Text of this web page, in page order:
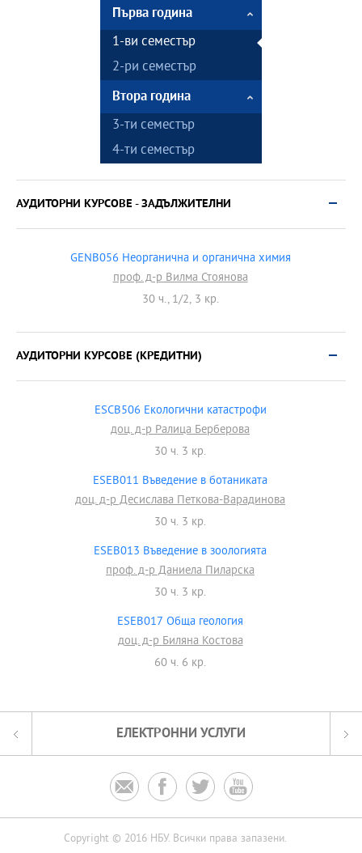
Първа година
1-ви семестър
2-ри семестър
Втора година
3-ти семестър
4-ти семестър
АУДИТОРНИ КУРСОВЕ - ЗАДЪЛЖИТЕЛНИ
GENB056 Неорганична и органична химия
проф. д-р Вилма Стоянова
30 ч., 1/2, 3 кр.
АУДИТОРНИ КУРСОВЕ (КРЕДИТНИ)
ESCB506 Екологични катастрофи
доц. д-р Ралица Берберова
30 ч. 3 кр.
ESEB011 Въведение в ботаниката
доц. д-р Десислава Петкова-Варадинова
30 ч. 3 кр.
ESEB013 Въведение в зоологията
проф. д-р Даниела Пиларска
30 ч. 3 кр.
ESEB017 Обща геология
доц. д-р Биляна Костова
60 ч. 6 кр.
ЕЛЕКТРОННИ УСЛУГИ
   
Copyright © 2016 НБУ. Всички права запазени.